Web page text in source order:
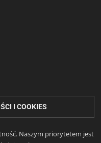
I COOKIES
Naszym priorytetem jest